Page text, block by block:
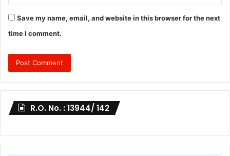
Save my name, email, and website in this browser for the next
time I comment.
R.O. No. : 13944/ 142